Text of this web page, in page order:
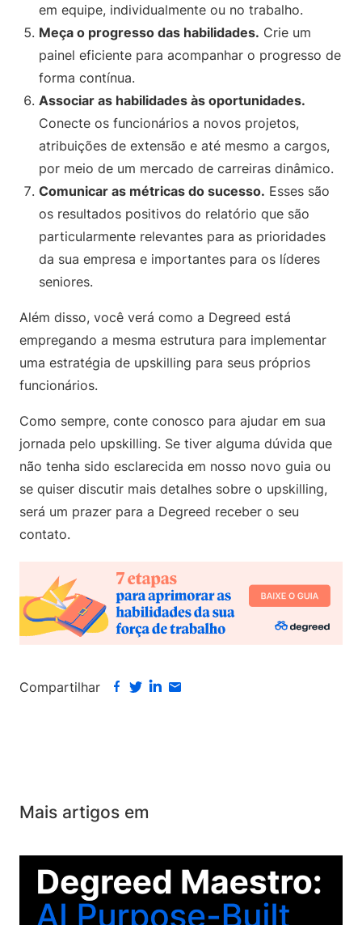
em equipe, individualmente ou no trabalho.
Meça o progresso das habilidades. Crie um
painel eficiente para acompanhar o progresso de
forma contínua.
Associar as habilidades às oportunidades.
Conecte os funcionários a novos projetos,
atribuições de extensão e até mesmo a cargos,
por meio de um mercado de carreiras dinâmico.
Comunicar as métricas do sucesso. Esses são
os resultados positivos do relatório que são
particularmente relevantes para as prioridades
da sua empresa e importantes para os líderes
seniores.
Além disso, você verá como a Degreed está
empregando a mesma estrutura para implementar
uma estratégia de upskilling para seus próprios
funcionários.
Como sempre, conte conosco para ajudar em sua
jornada pelo upskilling. Se tiver alguma dúvida que
não tenha sido esclarecida em nosso novo guia ou
se quiser discutir mais detalhes sobre o upskilling,
será um prazer para a Degreed receber o seu
contato.
Compartilhar
Mais artigos em